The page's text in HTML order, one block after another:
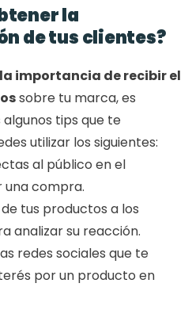
la
de tus clientes?
la importancia de recibir el
sobre tu marca, es
tips que te
utilizar los siguientes:
al público en el
compra.
tus productos a los
analizar su reacción.
redes sociales que te
por un producto en